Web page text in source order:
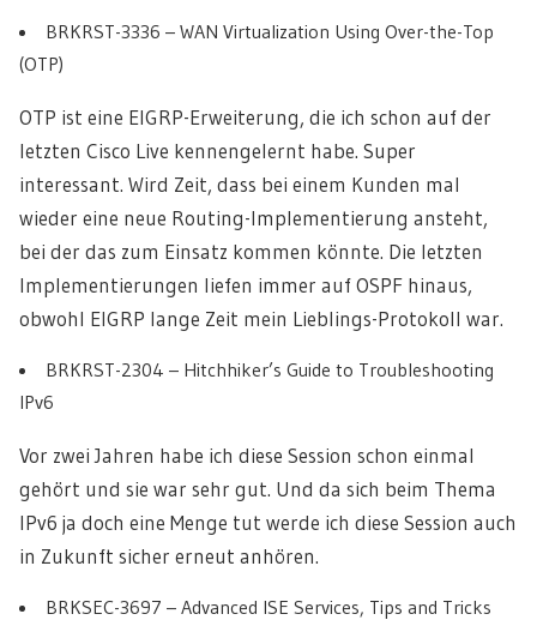
BRKRST-3336 – WAN Virtualization Using Over-the-Top
(OTP)
OTP ist eine EIGRP-Erweiterung, die ich schon auf der
letzten Cisco Live kennengelernt habe. Super
interessant. Wird Zeit, dass bei einem Kunden mal
wieder eine neue Routing-Implementierung ansteht,
bei der das zum Einsatz kommen könnte. Die letzten
Implementierungen liefen immer auf OSPF hinaus,
obwohl EIGRP lange Zeit mein Lieblings-Protokoll war.
BRKRST-2304 – Hitchhiker’s Guide to Troubleshooting
IPv6
Vor zwei Jahren habe ich diese Session schon einmal
gehört und sie war sehr gut. Und da sich beim Thema
IPv6 ja doch eine Menge tut werde ich diese Session auch
in Zukunft sicher erneut anhören.
BRKSEC-3697 – Advanced ISE Services, Tips and Tricks